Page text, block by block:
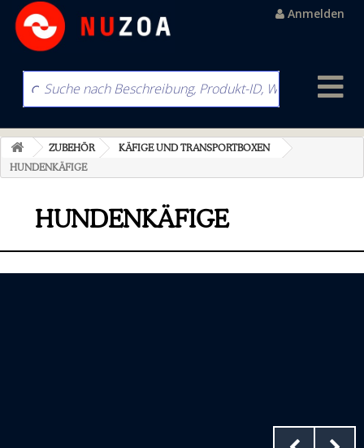
Anmelden
ZUBEHÖR
KÄFIGE UND TRANSPORTBOXEN
HUNDENKÄFIGE
HUNDENKÄFIGE